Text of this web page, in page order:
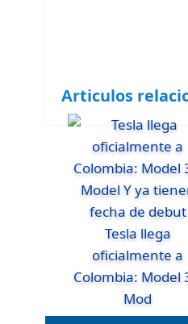
Articulos
Tesla llega
oficialmente a
Colombia: Model
Mod